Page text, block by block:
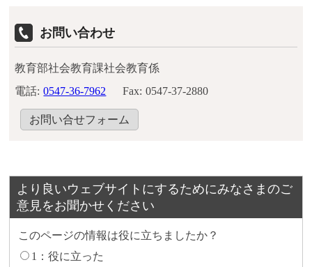
お問い合わせ
教育部社会教育課社会教育係
電話: 0547-36-7962 Fax: 0547-37-2880
お問い合せフォーム
より良いウェブサイトにするためにみなさまのご
意見をお聞かせください
このページの情報は役に立ちましたか？
1：役に立った